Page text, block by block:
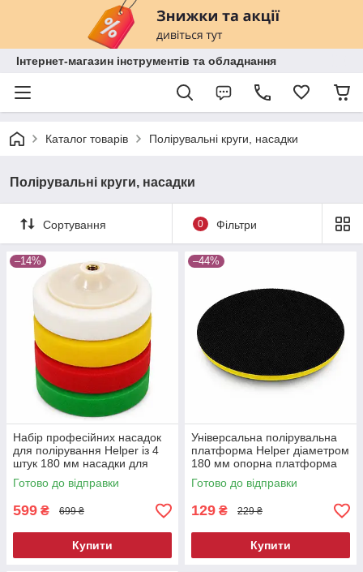
Інтернет-магазин інструментів та обладнання
Каталог товарів Полірувальні круги, насадки
Полірувальні круги, насадки
Сортування 0 Фільтри
–14%
Набір професійних насадок
для полірування Helper із 4
штук 180 мм насадки для
полірувальної машини
Готово до відправки
599 ₴ 699 ₴
Купити
–44%
Універсальна полірувальна
платформа Helper діаметром
180 мм опорна платформа
для полірувального диска
Готово до відправки
129 ₴ 229 ₴
Купити